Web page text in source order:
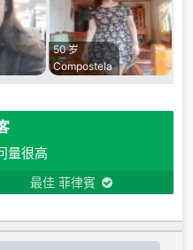
50 岁
Compostela
量很高
最佳 菲律賓